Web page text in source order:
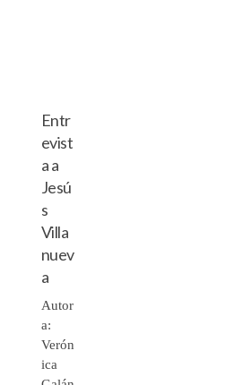
Entr
evist
a a
Jesú
s
Villa
nuev
a
Autor
a:
Verón
ica